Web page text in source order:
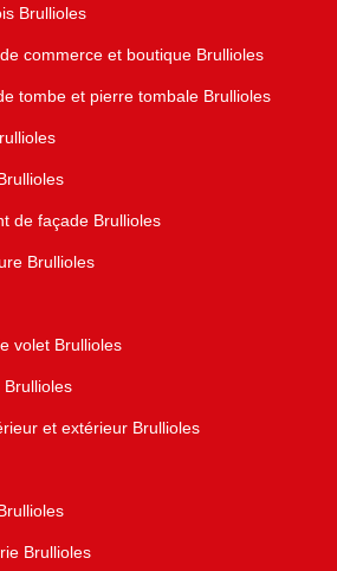
Brullioles
commerce et boutique Brullioles
tombe et pierre tombale Brullioles
de façade Brullioles
Brullioles
volet Brullioles
et extérieur Brullioles
Brullioles